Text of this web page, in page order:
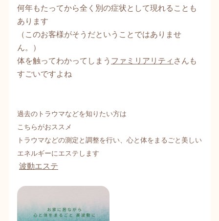
何年もたってから全く別の症状として現れることも
あります
（このお客様がそうだということではありませ
ん。）
体を触ってわかってしまう ファミリアリティ さんも
すごいですよね
過去のトラウマなどを知りたい方は
こちらがおススメ
トラウマなどの測定と調整を行い、心と体をまるごと美しい
エネルギーにエステします
波動エステ